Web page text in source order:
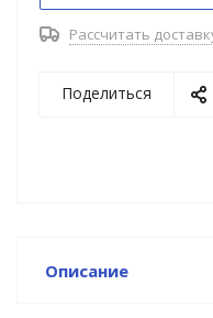
• Благодаря
материалам и
обветшают и надолго
Рассчитать
Поделиться
Описание